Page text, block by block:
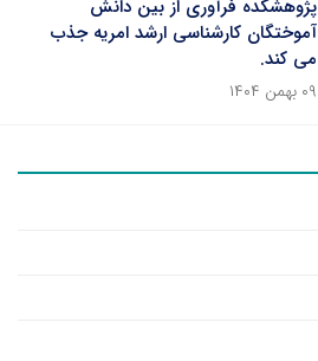
پژوهشکده فرآوری از بین دانش
آموختگان کارشناسی ارشد امریه جذب
می کند.
۰۹ بهمن ۱۴۰۴